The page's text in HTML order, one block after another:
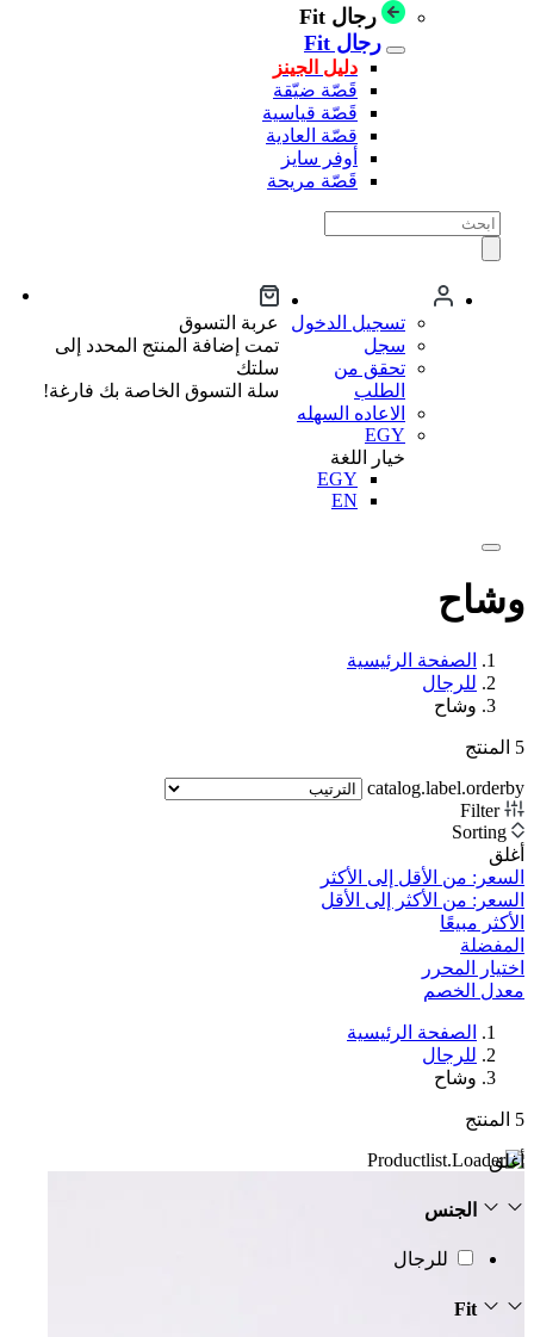
رجال Fit
رجال Fit
دليل الجينز
قَصّة ضيّقة
قَصّة قياسية
قصّة العادية
أوفر سايز
قَصّة مريحة
تسجيل الدخول
سجل
تحقق من
الطلب
الاعاده السهله
EGY
خيار اللغة
EGY
EN
عربة التسوق
تمت إضافة المنتج المحدد إلى
سلتك
سلة التسوق الخاصة بك فارغة!
وشاح
الصفحة الرئيسية
للرجال
وشاح
5 المنتج
catalog.label.orderby
Filter
Sorting
أغلق
السعر: من الأقل إلى الأكثر
السعر: من الأكثر إلى الأقل
الأكثر مبيعًا
المفضلة
اختيار المحرر
معدل الخصم‎
الصفحة الرئيسية
للرجال
وشاح
5 المنتج
أغلق
الجنس
للرجال
Fit